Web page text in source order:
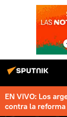
EN VIVO: Los
contra la